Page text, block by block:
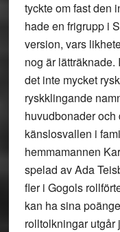
tyckte om fast den
hade en frigrupp i
version, vars
nog är
det inte mycket
ryskklingande
huvudbonader
känslosvallen i
hemmamannen
spelad av Ada
fler i Gogols
kan ha sina
rolltolkningar utgår